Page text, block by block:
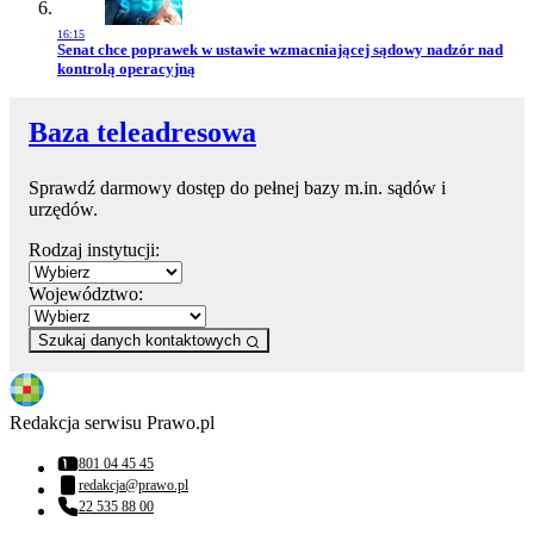
16:15
Przejdź do artykułu:
Senat chce poprawek w ustawie wzmacniającej sądowy nadzór nad
kontrolą operacyjną
Baza teleadresowa
Sprawdź darmowy dostęp do pełnej bazy m.in. sądów i
urzędów.
Rodzaj instytucji:
Województwo:
Szukaj danych kontaktowych
Redakcja serwisu Prawo.pl
Numer telefonu:
801 04 45 45
Adres email:
redakcja@prawo.pl
Numer telefonu:
22 535 88 00